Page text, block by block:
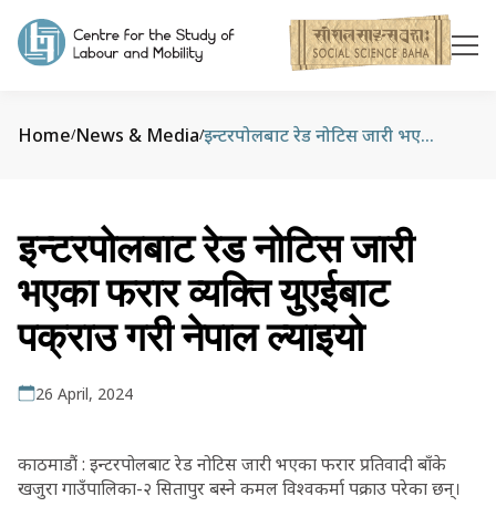
Home/News & Media/ इन्टरपोलबाट रेड नोटिस जारी भएका फरार व्यक्ति युएईबाट पक्राउ गरी नेपाल ल्याइयो
इन्टरपोलबाट रेड नोटिस जारी
भएका फरार व्यक्ति युएईबाट
पक्राउ गरी नेपाल ल्याइयो
26 April, 2024
काठमाडौं : इन्टरपोलबाट रेड नोटिस जारी भएका फरार प्रतिवादी बाँके
खजुरा गाउँपालिका-२ सितापुर बस्ने कमल विश्वकर्मा पक्राउ परेका छन्।